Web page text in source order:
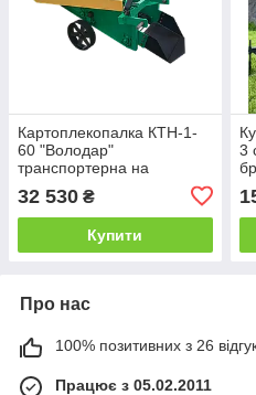
Картоплекопалка КТН-1-
60 "Володар"
транспортерна на
ланцюгу для мінітракторів
32 530 ₴
Купити
3
Про нас
100% позитивних з 26
Працює з 05.02.2011